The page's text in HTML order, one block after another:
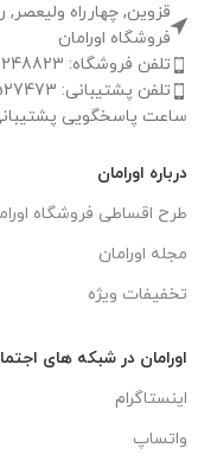
قزوین, چهارراه
فروشگاه اورامان
تلفن فروشگاه: 02833248823
تلفن پشتیبانی: 09392527473
ساعت پاسخگویی پشتیبانی:
درباره اورامان
طرح اقساطی فروشگاه
مجله اورامان
تخفیفات ویژه
اورامان در شبکه های
اینستاگرام
واتساپ